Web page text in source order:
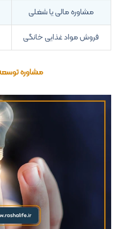
مشاوره مالی یا شغلی
فروش مواد غذایی خانگی
مشاوره